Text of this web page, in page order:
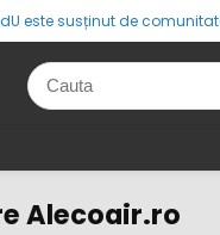
este susținut de
Alecoair.ro